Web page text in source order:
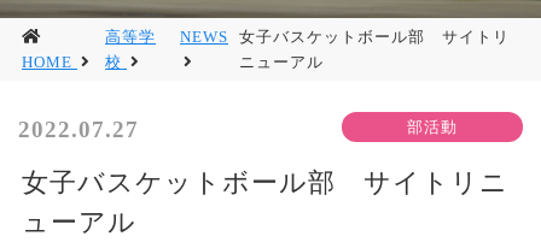
HOME
高等学
校
NEWS
女子バスケットボール部 サイトリ
ニューアル
2022.07.27
女子バスケットボール部 サイトリニ
ューアル